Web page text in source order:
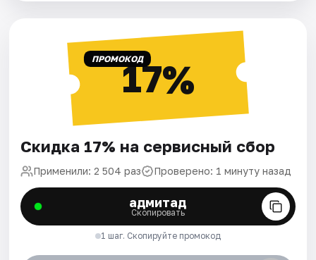
ПРОМОКОД17%
Скидка 17% на сервисный сбор
Применили: 2 504 раз Проверено: 1 минуту назад
адмитад
Скопировать
1 шаг. Скопируйте промокод